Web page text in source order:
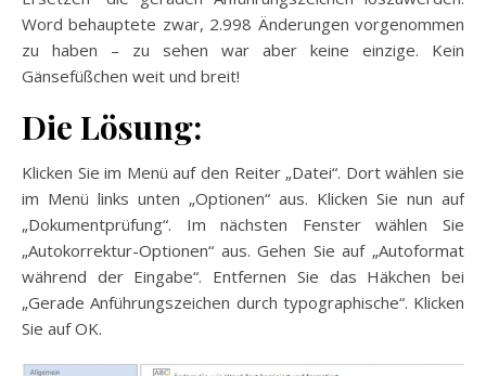
Word behauptete zwar, 2.998 Änderungen vorgenommen
zu haben – zu sehen war aber keine einzige. Kein
Gänsefüßchen weit und breit!
Die Lösung:
Klicken Sie im Menü auf den Reiter „Datei“. Dort wählen sie
im Menü links unten „Optionen“ aus. Klicken Sie nun auf
„Dokumentprüfung“. Im nächsten Fenster wählen Sie
„Autokorrektur-Optionen“ aus. Gehen Sie auf „Autoformat
während der Eingabe“. Entfernen Sie das Häkchen bei
„Gerade Anführungszeichen durch typographische“. Klicken
Sie auf OK.